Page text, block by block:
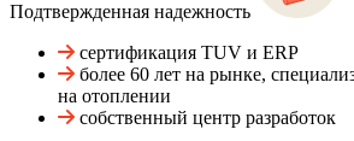
Подтвержденная надежность
сертификация TUV и ERP
более 60 лет на рынке,
на отоплении
собственный центр разработок